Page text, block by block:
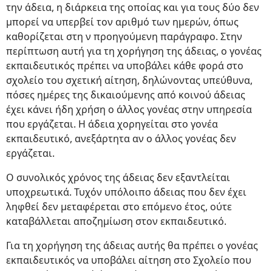
την άδεια, η διάρκεια της οποίας και για τους δύο δεν
μπορεί να υπερβεί τον αριθμό των ημερών, όπως
καθορίζεται στη ν προηγούμενη παράγραφο. Στην
περίπτωση αυτή για τη χορήγηση της άδειας, ο γονέας
εκπαιδευτικός πρέπει να υποβάλει κάθε φορά στο
σχολείο του σχετική αίτηση, δηλώνοντας υπεύθυνα,
πόσες ημέρες της δικαιούμενης από κοινού άδειας
έχει κάνει ήδη χρήση ο άλλος γονέας στην υπηρεσία
που εργάζεται. Η άδεια χορηγείται στο γονέα
εκπαιδευτικό, ανεξάρτητα αν ο άλλος γονέας δεν
εργάζεται.
Ο συνολικός χρόνος της άδειας δεν εξαντλείται
υποχρεωτικά. Τυχόν υπόλοιπο άδειας που δεν έχει
ληφθεί δεν μεταφέρεται στο επόμενο έτος, ούτε
καταβάλλεται αποζημίωση στον εκπαιδευτικό.
Για τη χορήγηση της άδειας αυτής θα πρέπει ο γονέας
εκπαιδευτικός να υποβάλει αίτηση στο Σχολείο που